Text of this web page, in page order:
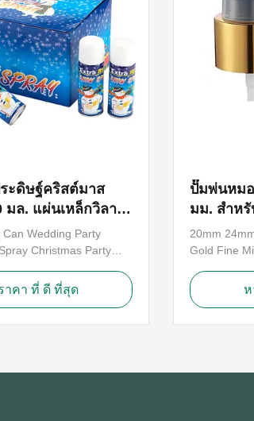
ะดิษฐ์คริสต์มาส
มล. แผ่นเหล็กวิลาด
ป๋องWedding Party
Christmas Party
1. Snow spray,4
2. used in carzy
าคา ที่ ดี ที่สุด
ปั๊มพ่นหม
มม. สำห
ร่างกาย
20mm
Gold Fine
with clear
dip tube. A
ห